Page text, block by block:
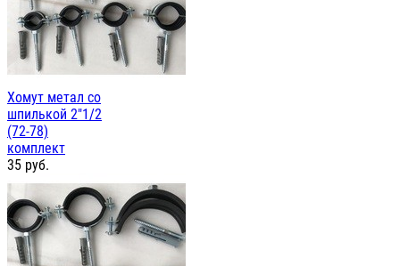
Хомут метал со
шпилькой 2"1/2
(72-78)
комплект
35 руб.